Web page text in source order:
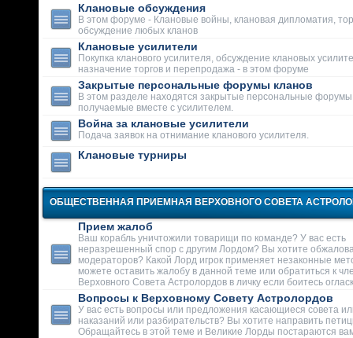
Клановые обсуждения
В этом форуме - Клановые войны, клановая дипломатия,
обсуждение любых кланов
Клановые усилители
Покупка кланового усилителя, обсуждение клановых
назначение торгов и перепродажа - в этом форуме
Закрытые персональные форумы кланов
В этом разделе находятся закрытые персональные форумы
получаемые вместе с усилителем.
Война за клановые усилители
Подача заявок на отнимание кланового усилителя.
Клановые турниры
ОБЩЕСТВЕННАЯ ПРИЕМНАЯ ВЕРХОВНОГО СОВЕТА
Прием жалоб
Ваш корабль уничтожили товарищи по команде? У вас есть
неразрешенный спор с другим Лордом? Вы хотите
модераторов? Какой Лорд игрок применяет незаконные
можете оставить жалобу в данной теме или обратиться к
Верховного Совета Астролордов в личку если боитесь
Вопросы к Верховному Совету Астролордов
У вас есть вопросы или предложения касающиеся совета
наказаний или разбирательств? Вы хотите направить
Обращайтесь в этой теме и Великие Лорды постараются